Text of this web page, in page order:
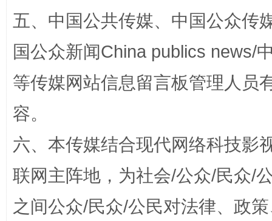
招工难、用工荒背后
五、中国公共传媒、中国公众传
国公众新闻China publics news/
等传媒网站信息留言板管理人员
容。
六、本传媒结合现代网络科技影
联网主阵地，为社会/公众/民众/
之间公众/民众/公民对法律、政